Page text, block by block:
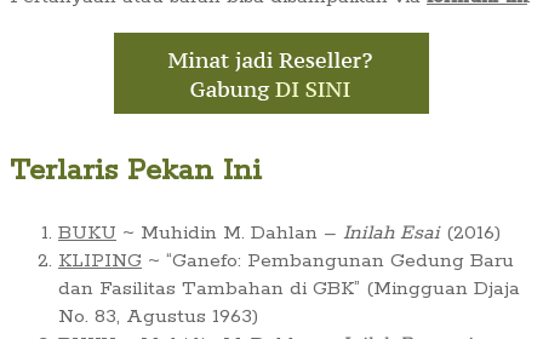
Terlaris Pekan Ini
BUKU ~ Muhidin M. Dahlan – Inilah Esai(2016)
KLIPING ~ “Ganefo: Pembangunan Gedung Baru
dan Fasilitas Tambahan di GBK” (Mingguan Djaja
No. 83, Agustus 1963)